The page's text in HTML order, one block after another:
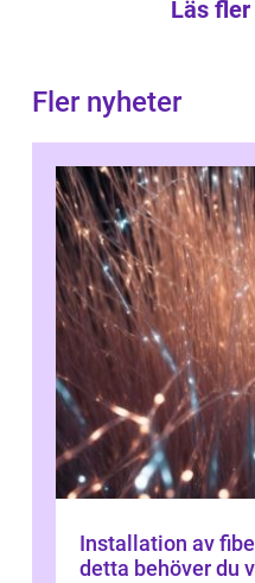
Läs
Fler nyheter
Installation av
detta behöver du